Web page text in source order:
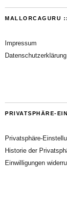
MALLORCAGURU ::
Impressum
Datenschutzerklärung
PRIVATSPHÄRE-
Privatsphäre-
Historie der
Einwilligungen